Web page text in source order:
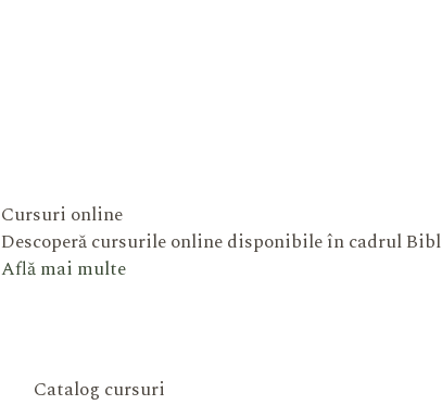
Cursuri online
Descoperă cursurile online disponibile în cadrul
Află mai multe
Catalog cursuri